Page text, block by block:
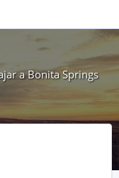
a Bonita Springs